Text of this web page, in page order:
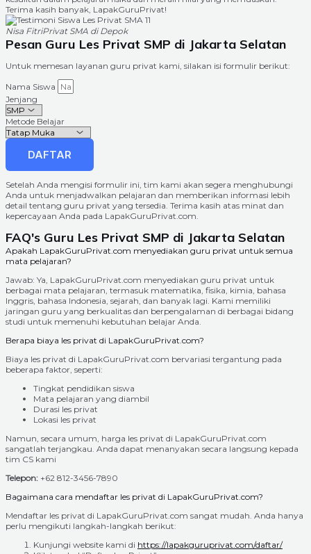
Terima kasih banyak, LapakGuruPrivat!
Nisa FitriPrivat SMA di Depok
Pesan Guru Les Privat SMP di Jakarta Selatan
Untuk memesan layanan guru privat kami, silakan isi formulir berikut:
Nama Siswa
Jenjang
Metode Belajar
DAFTAR
Setelah Anda mengisi formulir ini, tim kami akan segera menghubungi
Anda untuk menjadwalkan pelajaran dan memberikan informasi lebih
detail tentang guru privat yang tersedia. Terima kasih atas minat dan
kepercayaan Anda pada LapakGuruPrivat.com.
FAQ's Guru Les Privat SMP di Jakarta Selatan
Apakah LapakGuruPrivat.com menyediakan guru privat untuk semua
mata pelajaran?
Jawab: Ya, LapakGuruPrivat.com menyediakan guru privat untuk
berbagai mata pelajaran, termasuk matematika, fisika, kimia, bahasa
Inggris, bahasa Indonesia, sejarah, dan banyak lagi. Kami memiliki
jaringan guru yang berkualitas dan berpengalaman di berbagai bidang
studi untuk memenuhi kebutuhan belajar Anda.
Berapa biaya les privat di LapakGuruPrivat.com?
Biaya les privat di LapakGuruPrivat.com bervariasi tergantung pada
beberapa faktor, seperti:
Tingkat pendidikan siswa
Mata pelajaran yang diambil
Durasi les privat
Lokasi les privat
Namun, secara umum, harga les privat di LapakGuruPrivat.com
sangatlah terjangkau. Anda dapat menanyakan secara langsung kepada
tim CS kami
Telepon: +62 812-3456-7890
Bagaimana cara mendaftar les privat di LapakGuruPrivat.com?
Mendaftar les privat di LapakGuruPrivat.com sangat mudah. Anda hanya
perlu mengikuti langkah-langkah berikut:
Kunjungi website kami di https://lapakguruprivat.com/daftar/